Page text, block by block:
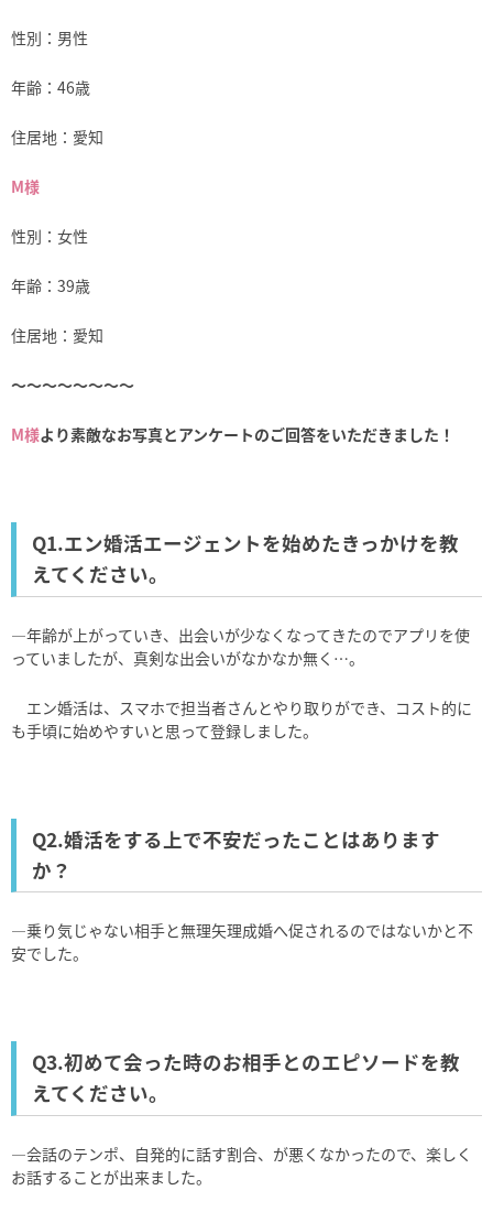
性別：男性
年齢：46歳
住居地：愛知
M様
性別：女性
年齢：39歳
住居地：愛知
～～～～～～～～
M様より素敵なお写真とアンケートのご回答をいただきました！
Q1.エン婚活エージェントを始めたきっかけを教
えてください。
―年齢が上がっていき、出会いが少なくなってきたのでアプリを使
っていましたが、真剣な出会いがなかなか無く…。
エン婚活は、スマホで担当者さんとやり取りができ、コスト的に
も手頃に始めやすいと思って登録しました。
Q2.婚活をする上で不安だったことはあります
か？
―乗り気じゃない相手と無理矢理成婚へ促されるのではないかと不
安でした。
Q3.初めて会った時のお相手とのエピソードを教
えてください。
―会話のテンポ、自発的に話す割合、が悪くなかったので、楽しく
お話することが出来ました。